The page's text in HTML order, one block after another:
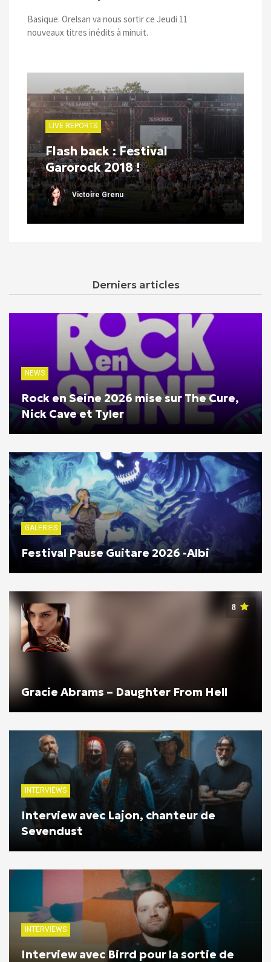
Basique. Orelsan va nous sortir ce Jeudi 11
nouveaux titres inédits à minuit.
LIVE REPORTS
Flash back : Festival
Garorock 2018 !
Victoire Grenu
Derniers articles
NEWS
Rock en Seine 2026 mise sur The Cure,
Nick Cave et Tyler
GALERIES
Festival Pause Guitare 2026 -Albi
8
Gracie Abrams – Daughter From Hell
INTERVIEWS
Interview avec Lajon, chanteur de
Sevendust
INTERVIEWS
Interview avec Birrd pour la sortie de